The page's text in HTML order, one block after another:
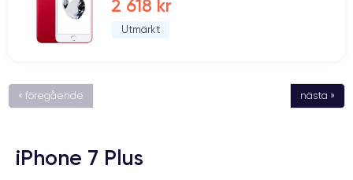
2 618 kr
Utmärkt
« föregående nästa »
iPhone 7 Plus